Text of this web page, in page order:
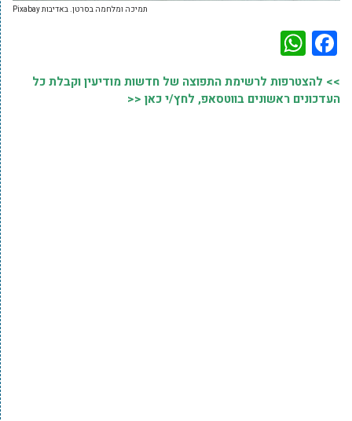
תמיכה ומלחמה בסרטן. באדיבות Pixabay
Facebook
>> להצטרפות לרשימת התפוצה של חדשות מודיעין וקבלת כל
העדכונים ראשונים בווטסאפ, לחץ/י כאן <<